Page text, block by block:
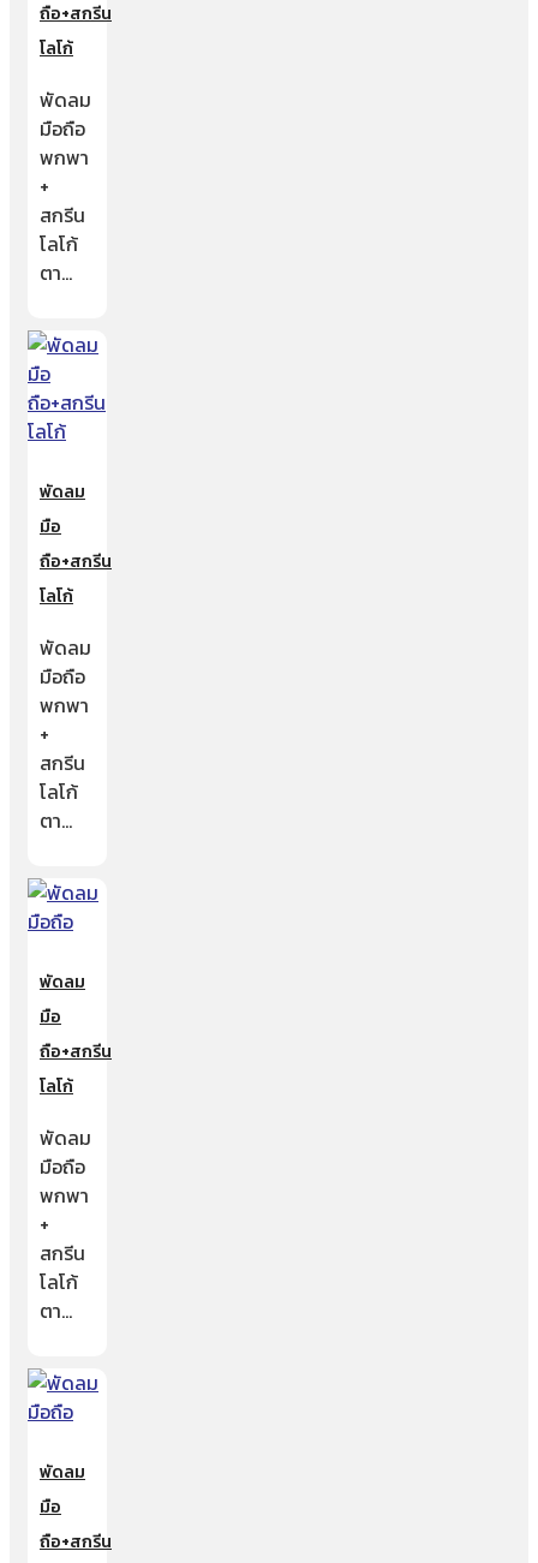
ถือ+สกรีน
โลโก้
พัดลม
มือถือ
พกพา
+
สกรีน
โลโก้
ตา…
พัดลม
มือ
ถือ+สกรีน
โลโก้
พัดลม
มือถือ
พกพา
+
สกรีน
โลโก้
ตา…
พัดลม
มือ
ถือ+สกรีน
โลโก้
พัดลม
มือถือ
พกพา
+
สกรีน
โลโก้
ตา…
พัดลม
มือ
ถือ+สกรีน